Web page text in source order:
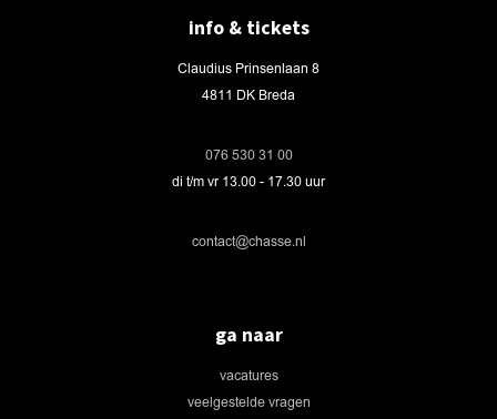
info & tickets
Claudius Prinsenlaan 8
4811 DK Breda
076 530 31 00
di t/m vr 13.00 - 17.30 uur
contact@chasse.nl
ga naar
vacatures
veelgestelde vragen